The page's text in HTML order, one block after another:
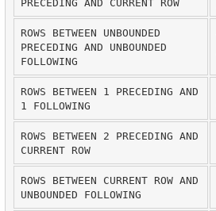
PRECEDING AND CURRENT ROW
ROWS BETWEEN UNBOUNDED
PRECEDING AND UNBOUNDED
FOLLOWING
ROWS BETWEEN 1 PRECEDING AND
1 FOLLOWING
ROWS BETWEEN 2 PRECEDING AND
CURRENT ROW
ROWS BETWEEN CURRENT ROW AND
UNBOUNDED FOLLOWING